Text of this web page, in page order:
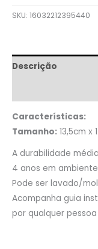
SKU: 16032212395440
Descrição
Características:
Tamanho: 13,5cm x
A durabilidade
4 anos em
Pode ser lavado/
Acompanha guia
por qualquer pessoa